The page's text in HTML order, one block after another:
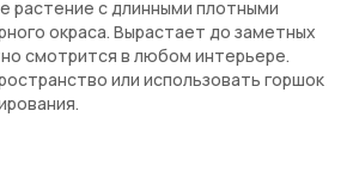
растение с длинными плотными
окраса. Вырастает до заметных
смотрится в любом интерьере.
или использовать горшок